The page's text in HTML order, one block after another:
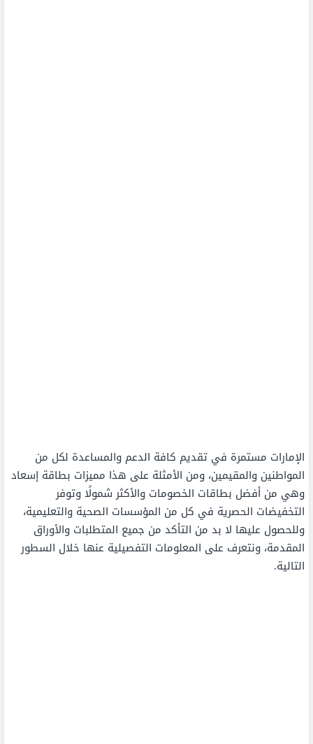
الإمارات مستمرة في تقديم كافة الدعم والمساعدة لكل من
المواطنين والمقيمين، ومن الأمثلة على هذا مميزات بطاقة إسعاد
وهي من أفضل بطاقات الخصومات والأكثر شمولًا وتوفر
التخفيضات الحصرية في كل من المؤسسات الصحية والتعليمية،
وللحصول عليها لا بد من التأكد من جميع المتطلبات والأوراق
المقدمة، ونتعرف على المعلومات التفصيلية عنها خلال السطور
التالية.